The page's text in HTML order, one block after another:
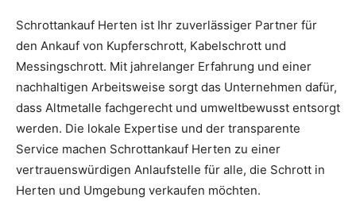
Schrottankauf Herten ist Ihr zuverlässiger Partner für
den Ankauf von Kupferschrott, Kabelschrott und
Messingschrott. Mit jahrelanger Erfahrung und einer
nachhaltigen Arbeitsweise sorgt das Unternehmen dafür,
dass Altmetalle fachgerecht und umweltbewusst entsorgt
werden. Die lokale Expertise und der transparente
Service machen Schrottankauf Herten zu einer
vertrauenswürdigen Anlaufstelle für alle, die Schrott in
Herten und Umgebung verkaufen möchten.